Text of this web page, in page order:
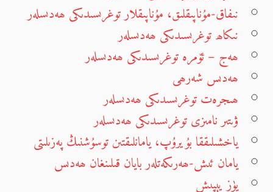
نىفاق-مۇناپىقلىق، مۇناپىقلار توغرىسىدىكى ھەدىسلەر
نىكاھ توغرىسىدىكى ھەدىسلەر
ھەج – ئۆمرە توغرىسىدىكى ھەدىسلەر
ھەدىس شەرھى
ھىجرەت توغرىسىدىكى ھەدىسلەر
ۋىتىر نامىزى توغرىسىدىكى ھەدىسلەر
ياخشىلىققا بۇيرۇپ، يامانلىقتىن توسۇشنىڭ پەزىلىتى
يامان ئىش-ھەرىكەتلەر بايان قىلىنغان ھەدىس
يۈز يېپىش